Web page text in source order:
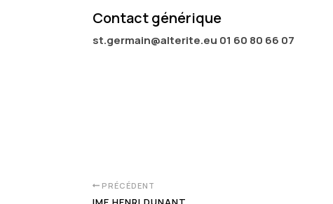
Contact générique
st.germain@alterite.eu 01 60 80 66 07
PRÉCÉDENT